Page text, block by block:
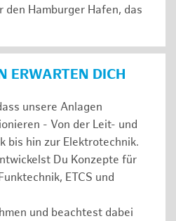
den Hamburger Hafen, das
ERWARTEN DICH
unsere Anlagen
- Von der Leit- und
bis hin zur Elektrotechnik.
Du Konzepte für
ETCS und
und beachtest dabei